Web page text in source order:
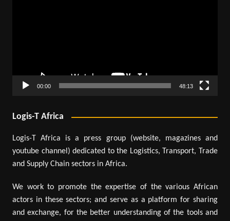
00:00 48:13
Logis-T Africa
Logis-T Africa is a press group (website, magazines and
youtube channel) dedicated to the Logistics, Transport, Trade
and Supply Chain sectors in Africa.
We work to promote the expertise of the various African
actors in these sectors; and serve as a platform for sharing
and exchange, for the better understanding of the tools and